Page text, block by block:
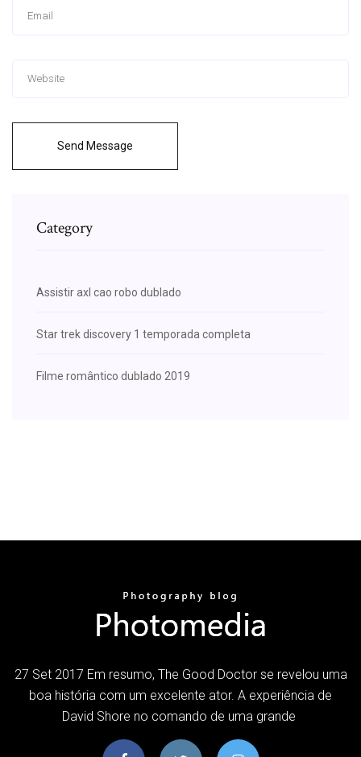
Send Message
Category
Assistir axl cao robo dublado
Star trek discovery 1 temporada completa
Filme romântico dublado 2019
27 Set 2017 Em resumo, The Good Doctor se revelou uma
boa história com um excelente ator. A experiência de
David Shore no comando de uma grande